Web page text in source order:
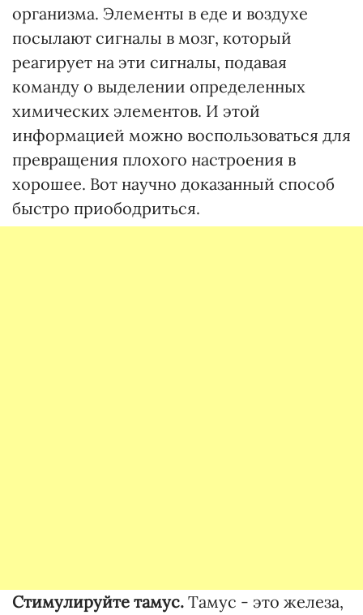
организма. Элементы в еде и воздухе
посылают сигналы в мозг, который
реагирует на эти сигналы, подавая
команду о выделении определенных
химических элементов. И этой
информацией можно воспользоваться для
превращения плохого настроения в
хорошее. Вот научно доказанный способ
быстро приободриться.
Стимулируйте тамус. Тамус - это железа,